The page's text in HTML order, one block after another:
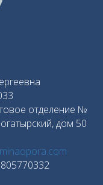
отделение №
дом 50